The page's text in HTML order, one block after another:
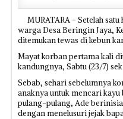
MURATARA - Setelah satu
warga Desa Beringin Jaya,
ditemukan tewas di kebun
Mayat korban pertama kali
kandungnya, Sabtu (23/7)
Sebab, sehari sebelumnya
anaknya untuk mencari
pulang-pulang, Ade
dengan menelusuri jejak